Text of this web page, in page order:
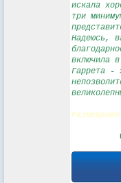
искала
три
Надеюсь,
включила
Гаррета -